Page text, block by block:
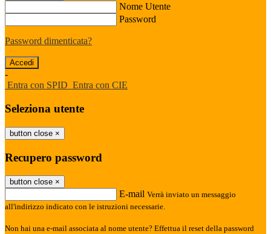
Nome Utente
Password
Password dimenticata?
-
Entra con SPID Entra con CIE
Seleziona utente
button close ×
Recupero password
button close ×
E-mail Verrà inviato un messaggio
all'indirizzo indicato con le istruzioni necessarie.
Non hai una e-mail associata al nome utente? Effettua il reset della password